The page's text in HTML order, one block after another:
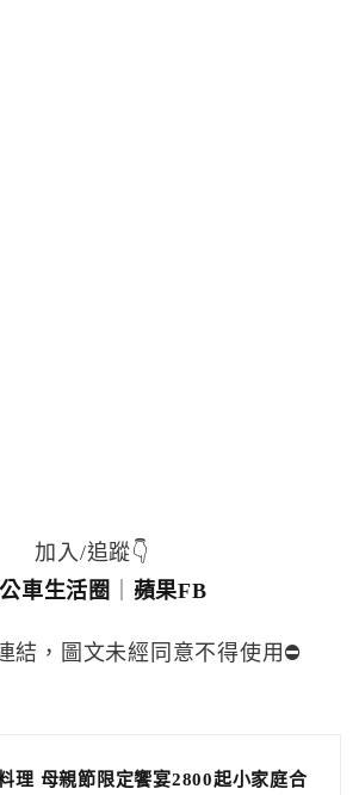
加入/追蹤👇
車生活圈
蘋果FB
結，圖文未經同意不得使用⛔️
理 母親節限定饗宴2800起小家庭合